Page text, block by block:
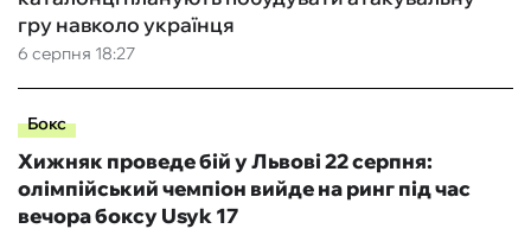
6 серпня 18:27
гру навколо українця
Бокс
Хижняк проведе бій у Львові 22 серпня:
олімпійський чемпіон вийде на ринг під час
вечора боксу Usyk 17